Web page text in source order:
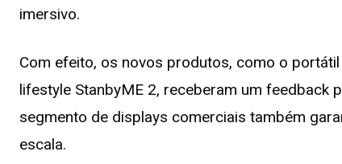
imersivo.
Com efeito, os novos produtos, como o
lifestyle StanbyME 2, receberam um feedback
segmento de displays comerciais também
escala.